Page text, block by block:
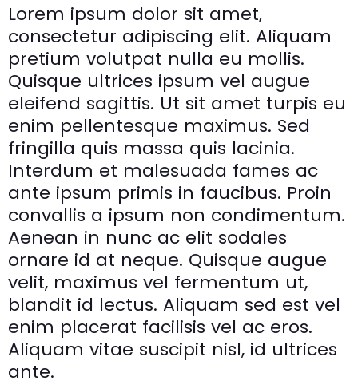
Lorem ipsum dolor sit amet,
consectetur adipiscing elit. Aliquam
pretium volutpat nulla eu mollis.
Quisque ultrices ipsum vel augue
eleifend sagittis. Ut sit amet turpis eu
enim pellentesque maximus. Sed
fringilla quis massa quis lacinia.
Interdum et malesuada fames ac
ante ipsum primis in faucibus. Proin
convallis a ipsum non condimentum.
Aenean in nunc ac elit sodales
ornare id at neque. Quisque augue
velit, maximus vel fermentum ut,
blandit id lectus. Aliquam sed est vel
enim placerat facilisis vel ac eros.
Aliquam vitae suscipit nisl, id ultrices
ante.